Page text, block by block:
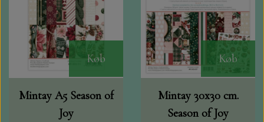
Køb
Mintay A5 Season of
Joy
Køb
Mintay 30x30 cm.
Season of Joy